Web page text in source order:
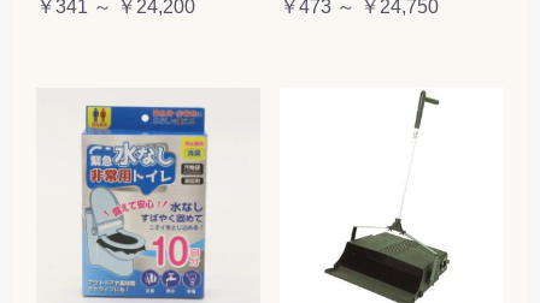
￥341 ～ ￥24,200
￥473 ～ ￥24,750